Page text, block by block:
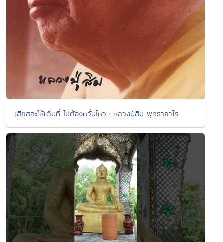
เสียสละให้เต็มที่ ไม่ต้องหวั่นไหว : หลวงปู่สิม พุทธาจาโร